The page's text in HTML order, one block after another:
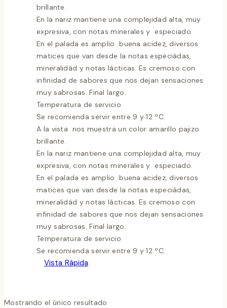
brillante.
En la nariz mantiene una complejidad alta, muy
expresiva, con notas minerales y especiado.
En el palada es amplio buena acidez, diversos
matices que van desde la notas especiádas,
mineralidád y notas lácticas. Es cremoso con
infinidad de sabores que nos dejan sensaciones
muy sabrosas. Final largo.
Temperatura de servicio
Se recomienda servir entre 9 y 12 ºC.
A la vista nos muestra un color amarillo pajizo
brillante.
En la nariz mantiene una complejidad alta, muy
expresiva, con notas minerales y especiado.
En el palada es amplio buena acidez, diversos
matices que van desde la notas especiádas,
mineralidád y notas lácticas. Es cremoso con
infinidad de sabores que nos dejan sensaciones
muy sabrosas. Final largo.
Temperatura de servicio
Se recomienda servir entre 9 y 12 ºC.
Vista Rápida
Mostrando el único resultado